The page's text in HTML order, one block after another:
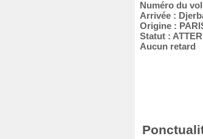
Numéro du
Arrivée :
Origine :
Statut :
Aucun retard